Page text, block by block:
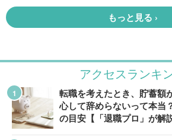
アクセスランキ
転職を考えたとき、貯蓄額
心して辞めらないって本当
の目安【「退職プロ」が解